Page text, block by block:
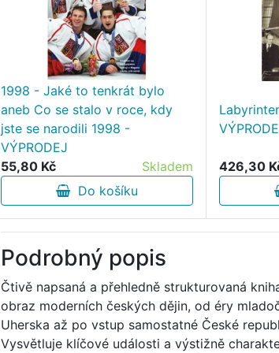
1998 - Jaké to tenkrát bylo
aneb Co se stalo v roce, kdy
jste se narodili 1998 -
VÝPRODEJ
55,80 Kč
Skladem
Do košíku
426,30
Podrobný popis
Čtivě napsaná a přehledně strukturovaná
obraz moderních českých dějin, od éry
Uherska až po vstup samostatné České
Vysvětluje klíčové události a výstižně